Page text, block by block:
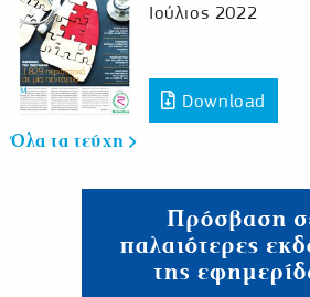
Ιούλιος 2022
Download
Όλα τα τεύχη